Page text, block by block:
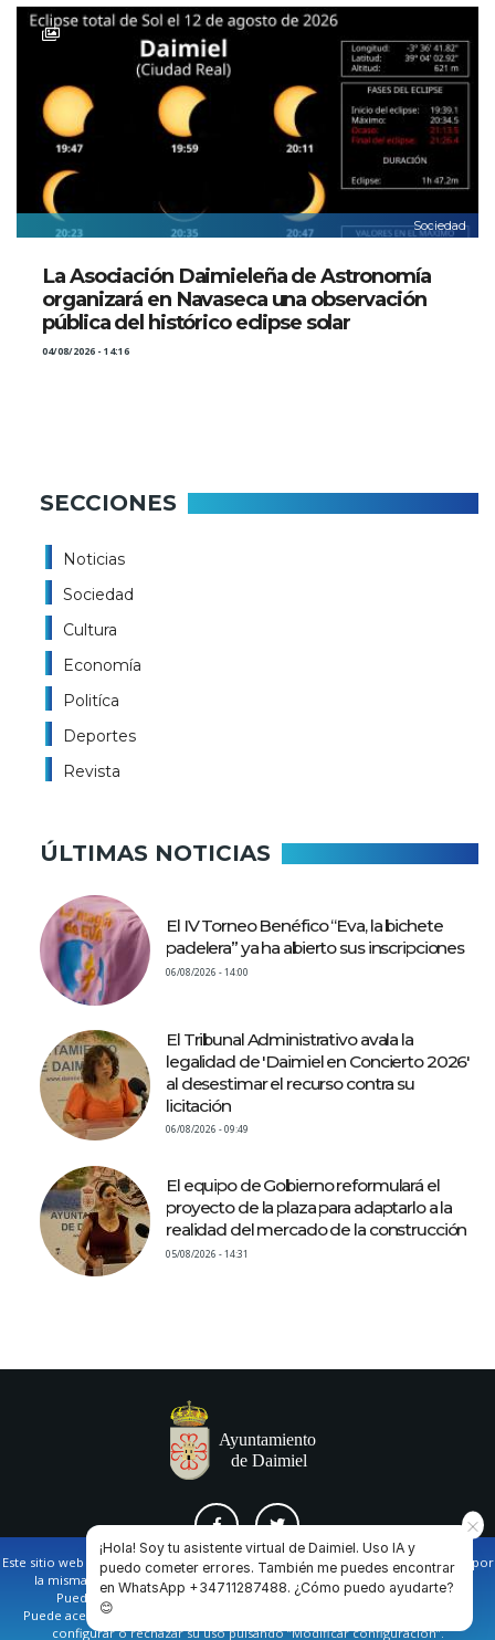
Sociedad
La Asociación Daimieleña de Astronomía
organizará en Navaseca una observación
pública del histórico eclipse solar
04/08/2026 - 14:16
SECCIONES
Noticias
Sociedad
Cultura
Economía
Politíca
Deportes
Revista
ÚLTIMAS NOTICIAS
El IV Torneo Benéfico “Eva, la bichete
padelera” ya ha abierto sus inscripciones
06/08/2026 - 14:00
El Tribunal Administrativo avala la
legalidad de 'Daimiel en Concierto 2026'
al desestimar el recurso contra su
licitación
06/08/2026 - 09:49
El equipo de Gobierno reformulará el
proyecto de la plaza para adaptarlo a la
realidad del mercado de la construcción
05/08/2026 - 14:31
AVISO LEGAL Y POLÍTICA DE PRIVACIDAD COOKIES CONTACTO
Este sitio web utiliza cookies propias y de terceros para facilitar la navegación por
la misma y obtener datos estadísticos de la navegación de los usuarios.
Puede obtener más información en nuestrapolítica de cookies
Puede aceptar todas las cookies pulsando en el botón de “Aceptar”, o bien
configurar o rechazar su uso pulsando “Modificar configuración”.
¡Hola! Soy tu asistente virtual de Daimiel. Uso IA y
puedo cometer errores. También me puedes encontrar
en WhatsApp +34711287488. ¿Cómo puedo ayudarte?
😊